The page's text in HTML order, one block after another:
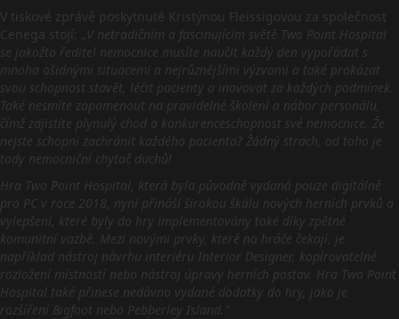
V tiskové zprávě poskytnuté Kristýnou Fleissigovou za společnost
Cenega stojí: „V netradičním a fascinujícím světě Two Point Hospital
se jakožto ředitel nemocnice musíte naučit každý den vypořádat s
mnoha ošidnými situacemi a nejrůznějšími výzvami a také prokázat
svou schopnost stavět, léčit pacienty a inovovat za každých podmínek.
Také nesmíte zapomenout na pravidelné školení a nábor personálu,
čímž zajistíte plynulý chod a konkurenceschopnost své nemocnice. Že
nejste schopni zachránit každého pacienta? Žádný strach, od toho je
tady nemocniční chytač duchů!
Hra Two Point Hospital, která byla původně vydaná pouze digitálně
pro PC v roce 2018, nyní přináší širokou škálu nových herních prvků a
vylepšení, které byly do hry implementovány také díky zpětné
komunitní vazbě. Mezi novými prvky, které na hráče čekají, je
například nástroj návrhu interiéru Interior Designer, kopírovatelné
rozložení místností nebo nástroj úpravy herních postav. Hra Two Point
Hospital také přinese nedávno vydané dodatky do hry, jako je
rozšíření Bigfoot nebo Pebberley Island.“